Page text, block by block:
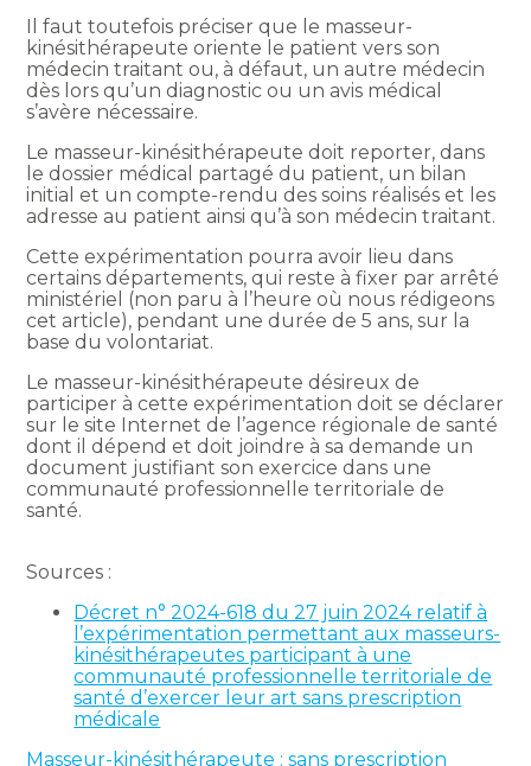
Il faut toutefois préciser que le masseur-
kinésithérapeute oriente le patient vers son
médecin traitant ou, à défaut, un autre médecin
dès lors qu’un diagnostic ou un avis médical
s’avère nécessaire.
Le masseur-kinésithérapeute doit reporter, dans
le dossier médical partagé du patient, un bilan
initial et un compte-rendu des soins réalisés et les
adresse au patient ainsi qu’à son médecin traitant.
Cette expérimentation pourra avoir lieu dans
certains départements, qui reste à fixer par arrêté
ministériel (non paru à l’heure où nous rédigeons
cet article), pendant une durée de 5 ans, sur la
base du volontariat.
Le masseur-kinésithérapeute désireux de
participer à cette expérimentation doit se déclarer
sur le site Internet de l’agence régionale de santé
dont il dépend et doit joindre à sa demande un
document justifiant son exercice dans une
communauté professionnelle territoriale de
santé.
Sources :
Décret n° 2024-618 du 27 juin 2024 relatif à
l’expérimentation permettant aux masseurs-
kinésithérapeutes participant à une
communauté professionnelle territoriale de
santé d’exercer leur art sans prescription
médicale
Masseur-kinésithérapeute : sans prescription